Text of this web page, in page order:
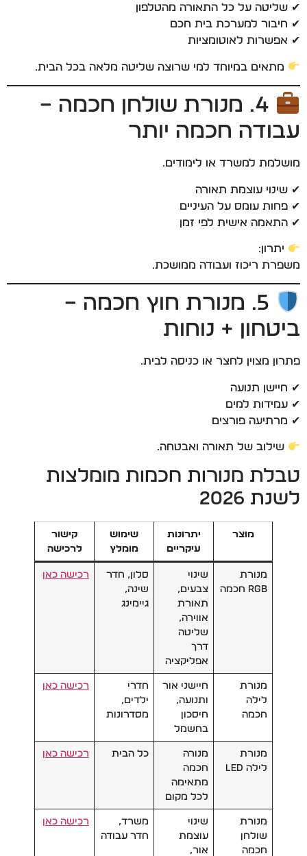
✔ שליטה על כל התאורה מהטלפון
✔ חיבור למערכת בית חכם
✔ אפשרות לאוטומציות
מתאים במיוחד למי שרוצה שליטה מלאה בכל הבית.
4. מנורת שולחן חכמה –
עבודה חכמה יותר
מושלמת למשרד או לימודים.
✔ שינוי עוצמת תאורה
✔ פחות עומס על העיניים
✔ התאמה אישית לפי זמן
יתרון:
משפרת ריכוז ועבודה ממושכת.
5. מנורת חוץ חכמה –
ביטחון + נוחות
פתרון מצוין לחצר או כניסה לבית.
✔ חיישן תנועה
✔ עמידות למים
✔ מרתיעה פורצים
שילוב של תאורה ואבטחה.
טבלת מנורות חכמות מומלצות
לשנת 2026
מוצר
יתרונות
עיקריים
שימוש
מומלץ
קישור
לרכישה
מנורת
RGB חכמה
שינוי
צבעים,
תאורת
אווירה,
שליטה
דרך
אפליקציה
סלון, חדר
שינה,
גיימינג
רכישה כאן
מנורת
לילה
חכמה
חיישני אור
ותנועה,
חיסכון
בחשמל
חדרי
ילדים,
מסדרונות
רכישה כאן
מנורת
לילה LED
מנורה
חכמה
מתאימה
לכל מקום
כל הבית רכישה כאן
מנורת
שולחן
חכמה
שינוי
עוצמת
אור,
משרד,
חדר עבודה
רכישה כאן